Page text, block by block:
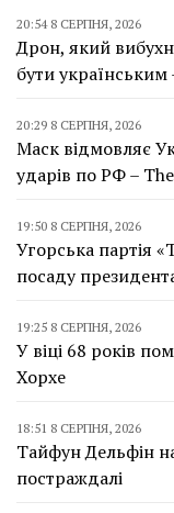
20:54 8 СЕРПНЯ, 2026
Дрон, який
бути
20:29 8 СЕРПНЯ, 2026
Маск відмовляє
ударів по РФ –
19:50 8 СЕРПНЯ, 2026
Угорська партія
посаду
19:25 8 СЕРПНЯ, 2026
У віці 68 років
Хорхе
18:51 8 СЕРПНЯ, 2026
Тайфун Дельфін
постраждалі